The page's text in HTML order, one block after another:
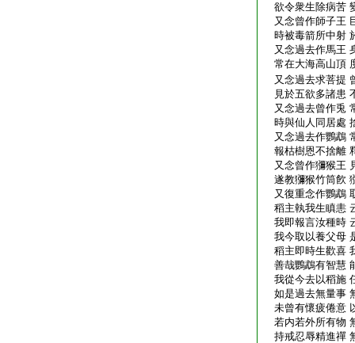
欲令衆生除病苦
又念曾作師子王
時被毒箭所中射
又念過去作馬王
常在大海高山頂
又念過去求菩提
見於五欲多諸患
又念過去曾作兎
時與仙人同居處
又念過去作鸚鵡
報枯樹恩不捨離
又念曾作獼猴王
遂教獼猴竹筒飮
又復重念作鸚鵡
稻主執我生瞋恚
我即報言汝種時
我今取以養父母
稻主即時生歡喜
善哉鸚鵡有智慧
我從今去以稻施
如是過去無量事
未曾有懷疲倦意
若内若外所有物
持戒忍辱精進禪